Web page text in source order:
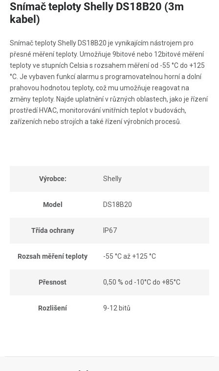
Snímač teploty Shelly DS18B20 (3m
kabel)
Snímač teploty Shelly DS18B20 je vynikajícím nástrojem pro
přesné měření teploty. Umožňuje 9bitové nebo 12bitové měření
teploty ve stupních Celsia s rozsahem měření od -55 °C do +125
°C. Je vybaven funkcí alarmu s programovatelnou horní a dolní
prahovou hodnotou teploty, což mu umožňuje reagovat na
změny teploty. Najde uplatnění v různých oblastech, jako je řízení
prostředí HVAC, monitorování vnitřních teplot v budovách,
zařízeních nebo strojích a také řízení výrobních procesů.
Výrobce: Shelly
Model DS18B20
Třída ochrany IP67
Rozsah měření teploty -55 °C až +125 °C
Přesnost 0,50 % od -10°C do +85°C
Rozlišení 9-12 bitů